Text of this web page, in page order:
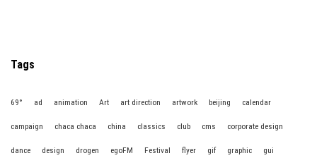
Tags
69° ad animation Art art direction artwork beijing calendar
campaign chaca chaca china classics club cms corporate design
dance design drogen egoFM Festival flyer gif graphic gui